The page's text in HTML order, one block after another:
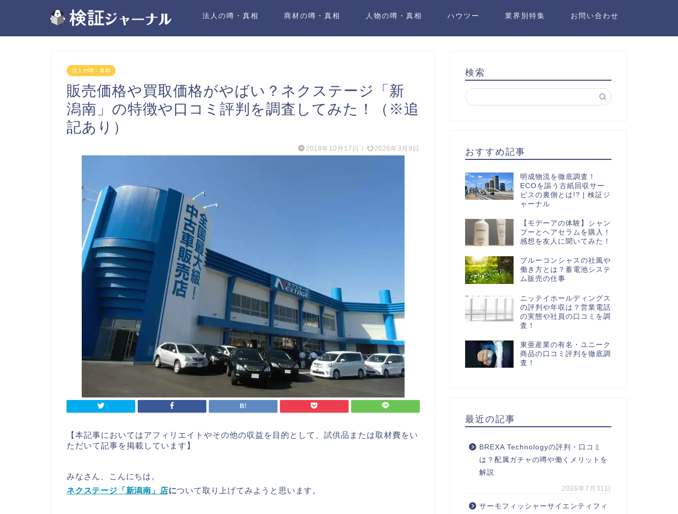
法人の噂・真相 商材の噂・真相 人物の噂・真相 ハウツー 業界別特集 お問い合わせ
法人の噂・真相
販売価格や買取価格がやばい？ネクステージ「新
潟南」の特徴や口コミ評判を調査してみた！（※追
記あり）
2018年10月17日 / 2026年3月9日
【本記事においてはアフィリエイトやその他の収益を目的として、試供品または取材費をい
ただいて記事を掲載しています】
みなさん、こんにちは。
ネクステージ「新潟南」店について取り上げてみようと思います。
検索
おすすめ記事
明成物流を徹底調査！
ECOを謳う古紙回収サー
ビスの裏側とは!? | 検証ジ
ャーナル
【モデーアの体験】シャン
プーとヘアセラムを購入！
感想を友人に聞いてみた！
ブルーコンシャスの社風や
働き方とは？蓄電池システ
ム販売の仕事
ニッテイホールディングス
の評判や年収は？営業電話
の実態や社員の口コミを調
査！
東亜産業の有名・ユニーク
商品の口コミ評判を徹底調
査！
最近の記事
BREXA Technologyの評判・口コミ
は？配属ガチャの噂や働くメリットを
解説
2026年7月31日
サーモフィッシャーサイエンティフィ